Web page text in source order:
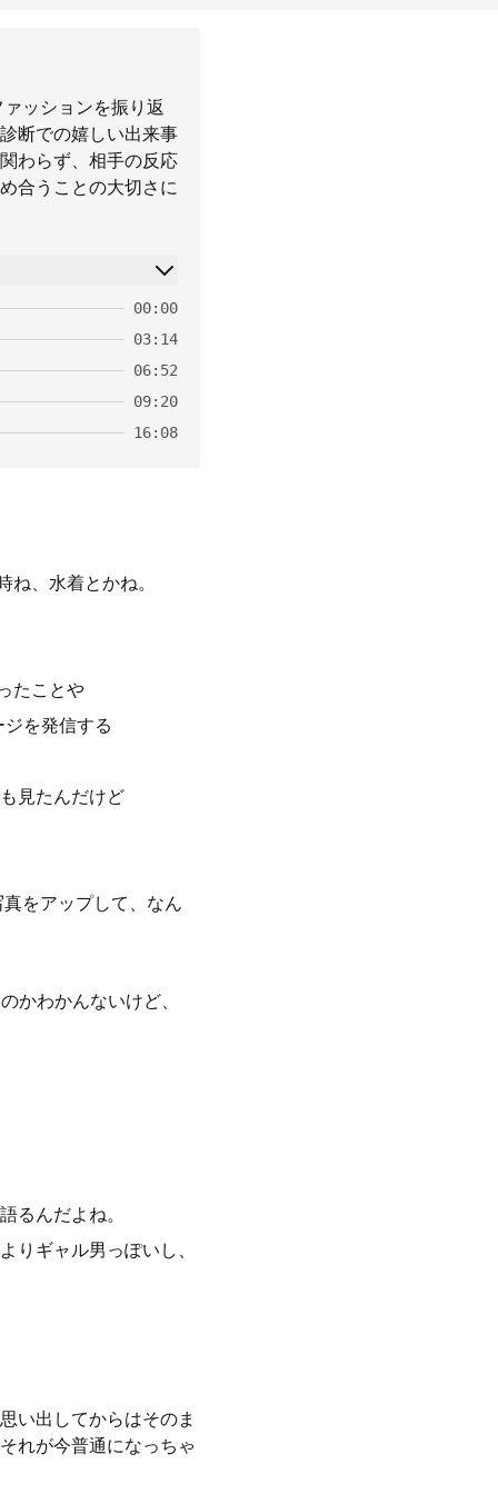
ッションを振り返
断での嬉しい出来事
わらず、相手の反応
合うことの大切さに
00:00
03:14
06:52
09:20
16:08
、水着とかね。
たことや
を発信する
見たんだけど
をアップして、なん
かわかんないけど、
るんだよね。
りギャル男っぽいし、
い出してからはそのま
れが今普通になっちゃ